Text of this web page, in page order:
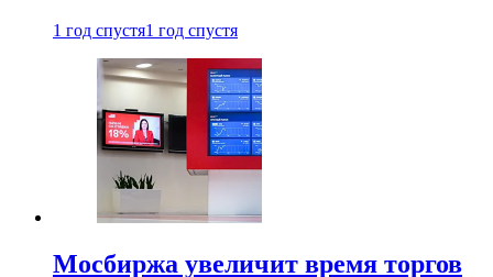
1 год спустя1 год спустя
Мосбиржа увеличит время торгов